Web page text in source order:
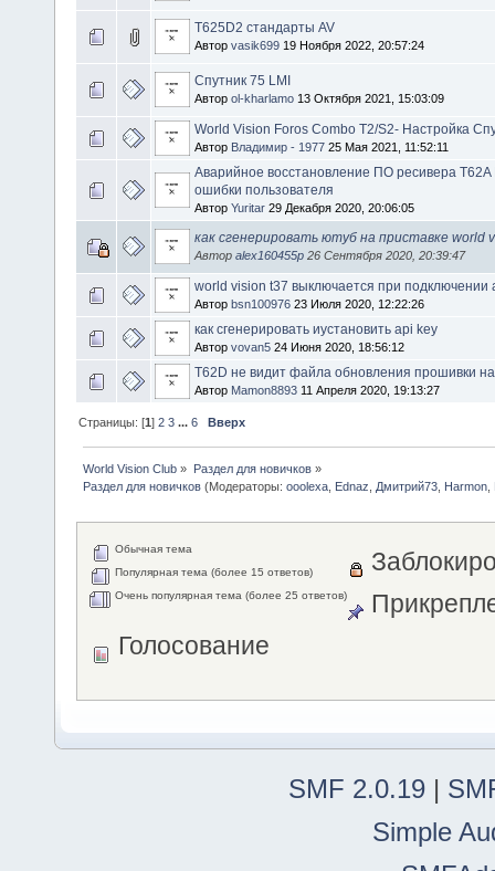
T625D2 стандарты AV
Автор vasik699 19 Ноября 2022, 20:57:24
Cпутник 75 LMI
Автор ol-kharlamo 13 Октября 2021, 15:03:09
World Vision Foros Combo T2/S2- Настройка
Автор Владимир - 1977 25 Мая 2021, 11:52:11
Аварийное восстановление ПО ресивера T62A
ошибки пользователя
Автор Yuritar 29 Декабря 2020, 20:06:05
как сгенерировать ютуб на приставке world
Автор alex160455p 26 Сентября 2020, 20:39:47
world vision t37 выключается при подключении
Автор bsn100976 23 Июля 2020, 12:22:26
как сгенерировать иустановить арi key
Автор vovan5 24 Июня 2020, 18:56:12
T62D не видит файла обновления прошивки
Автор Mamon8893 11 Апреля 2020, 19:13:27
Страницы: [1]2 3 ...6 Вверх
World Vision Club » Раздел для новичков»
Раздел для новичков (Модераторы:ooolexa Ednaz Дмитрий73 Harmon
Обычная тема
Популярная тема (более 15 ответов)
Очень популярная тема (более 25 ответов)
Голосование
SMF 2.0.19 |
Simple